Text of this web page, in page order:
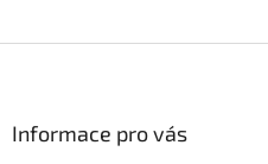
Informace pro vás